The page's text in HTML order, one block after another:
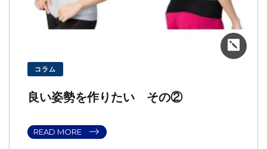
コラム
良い姿勢を作りたい その②
READ MORE